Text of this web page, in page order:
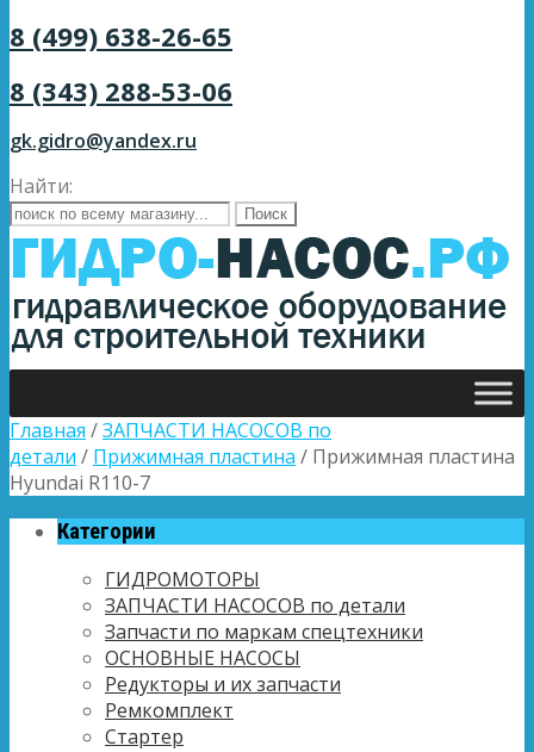
8 (499) 638-26-65
8 (343) 288-53-06
gk.gidro@yandex.ru
Найти:
Главная /ЗАПЧАСТИ НАСОСОВ по
детали / Прижимная пластина / Прижимная пластина
Hyundai R110-7
Категории
ГИДРОМОТОРЫ
ЗАПЧАСТИ НАСОСОВ по детали
Запчасти по маркам спецтехники
ОСНОВНЫЕ НАСОСЫ
Редукторы и их запчасти
Ремкомплект
Стартер